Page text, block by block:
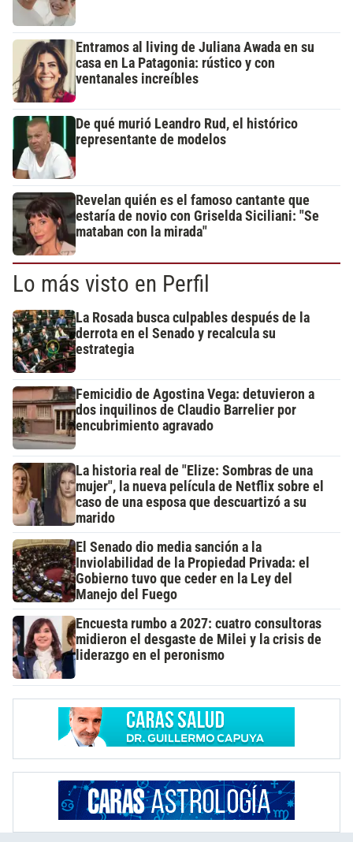
Entramos al living de Juliana Awada en su
casa en La Patagonia: rústico y con
ventanales increíbles
De qué murió Leandro Rud, el histórico
representante de modelos
Revelan quién es el famoso cantante que
estaría de novio con Griselda Siciliani: "Se
mataban con la mirada"
Lo más visto en Perfil
La Rosada busca culpables después de la
derrota en el Senado y recalcula su
estrategia
Femicidio de Agostina Vega: detuvieron a
dos inquilinos de Claudio Barrelier por
encubrimiento agravado
La historia real de "Elize: Sombras de una
mujer", la nueva película de Netflix sobre el
caso de una esposa que descuartizó a su
marido
El Senado dio media sanción a la
Inviolabilidad de la Propiedad Privada: el
Gobierno tuvo que ceder en la Ley del
Manejo del Fuego
Encuesta rumbo a 2027: cuatro consultoras
midieron el desgaste de Milei y la crisis de
liderazgo en el peronismo